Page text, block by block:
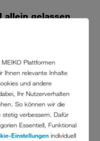
Plattformen
Ihnen relevante Inhalte
und andere
Ihr Nutzerverhalten
So können wir die
verbessern. Dafür
Essentiell, Funktional
Einstellungenindividuell
allein gelassen
Politik und Bevölkerung
vielen Unzulänglichkeiten
und helfen zu können, treibt
sich einmal nach einem
durchgedrängelt hat, um
dem Tag der schönste